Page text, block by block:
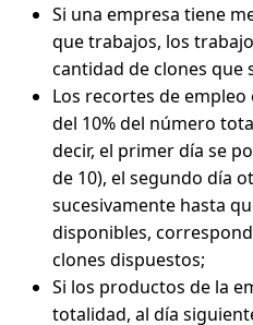
Si una empresa tiene
que trabajos, los
cantidad de clones que
Los recortes de
del 10% del número
decir, el primer día se
de 10), el segundo día
sucesivamente hasta
disponibles,
clones dispuestos;
Si los productos de la
totalidad, al día